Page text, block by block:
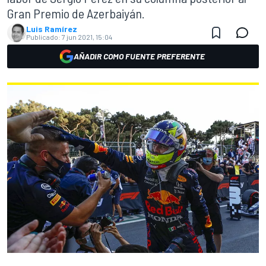
Gran Premio de Azerbaiyán.
Luis Ramírez
Publicado: 7 jun 2021, 15:04
AÑADIR COMO FUENTE PREFERENTE